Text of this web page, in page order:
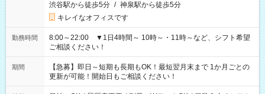
渋谷駅から徒歩5分 / 神泉駅から徒歩5分
キレイなオフィスです
勤務時間
8:00～22:00 ▼1日4時間～ 10時～・11時～など、シフト希望
ご相談ください！
期間
【急募】即日～短期も長期もOK！最短翌月末まで 1か月ごとの
更新が可能！開始日もご相談ください！